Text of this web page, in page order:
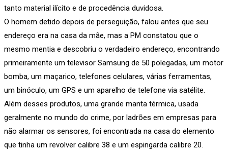
tanto material ilícito e de procedência duvidosa.
O homem detido depois de perseguição, falou antes que seu
endereço era na casa da mãe, mas a PM constatou que o
mesmo mentia e descobriu o verdadeiro endereço, encontrando
primeiramente um televisor Samsung de 50 polegadas, um motor
bomba, um maçarico, telefones celulares, várias ferramentas,
um binóculo, um GPS e um aparelho de telefone via satélite.
Além desses produtos, uma grande manta térmica, usada
geralmente no mundo do crime, por ladrões em empresas para
não alarmar os sensores, foi encontrada na casa do elemento
que tinha um revolver calibre 38 e um espingarda calibre 20.